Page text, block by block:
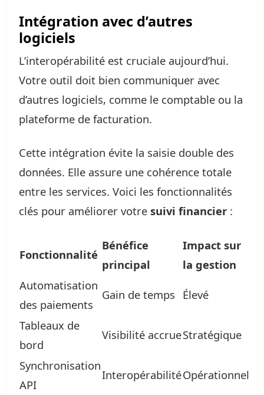
Intégration avec d’autres
logiciels
L’interopérabilité est cruciale aujourd’hui.
Votre outil doit bien communiquer avec
d’autres logiciels, comme le comptable ou la
plateforme de facturation.
Cette intégration évite la saisie double des
données. Elle assure une cohérence totale
entre les services. Voici les fonctionnalités
clés pour améliorer votre suivi financier :
Fonctionnalité
Bénéfice
principal
Impact sur
la gestion
Automatisation
des paiements
Gain de temps Élevé
Tableaux de
bord
Visibilité accrueStratégique
Synchronisation
API
InteropérabilitéOpérationnel